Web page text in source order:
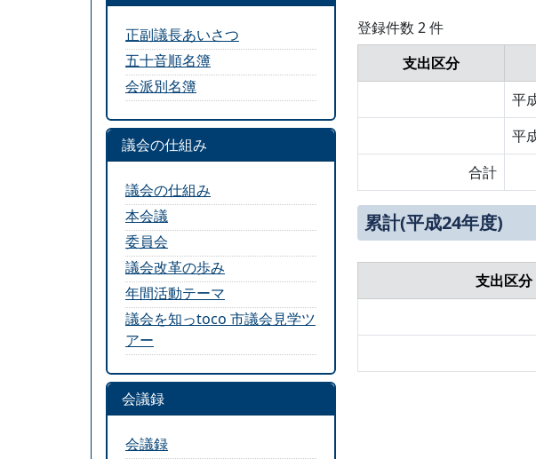
登録件数 2 件
支出区分
平
平
合計
累計(平成24年度)
支出区分
正副議長あいさつ
五十音順名簿
会派別名簿
議会の仕組み
議会の仕組み
本会議
委員会
議会改革の歩み
年間活動テーマ
議会を知っtoco 市議会見学ツ
アー
会議録
会議録